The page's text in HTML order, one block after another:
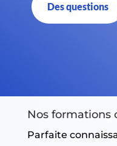
Des questions
Nos formations
Parfaite